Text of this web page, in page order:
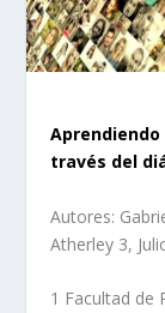
través del
Autores:
Atherley 3,
1 Facultad de